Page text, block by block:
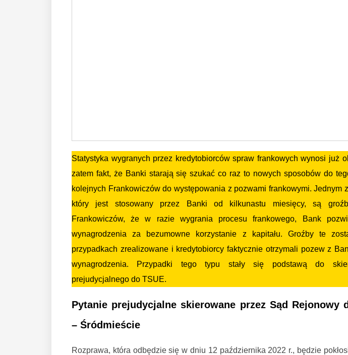
Statystyka wygranych przez kredytobiorców spraw frankowych wynosi już
zatem fakt, że Banki starają się szukać co raz to nowych sposobów do
kolejnych Frankowiczów do występowania z pozwami frankowymi. Jednym
który jest stosowany przez Banki od kilkunastu miesięcy, są
Frankowiczów, że w razie wygrania procesu frankowego, Bank
wynagrodzenia za bezumowne korzystanie z kapitału. Groźby te
przypadkach zrealizowane i kredytobiorcy faktycznie otrzymali pozew z
wynagrodzenia. Przypadki tego typu stały się podstawą do
prejudycjalnego do TSUE.
Pytanie prejudycjalne skierowane przez Sąd Rejonowy
– Śródmieście
Rozprawa, która odbędzie się w dniu 12 października 2022 r., będzie